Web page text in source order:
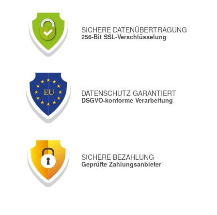
SICHERE DATENÜBERTRAGUNG
256-Bit SSL-Verschlüsselung
DATENSCHUTZ GARANTIERT
DSGVO-konforme Verarbeitung
SICHERE BEZAHLUNG
Geprüfte Zahlungsanbieter